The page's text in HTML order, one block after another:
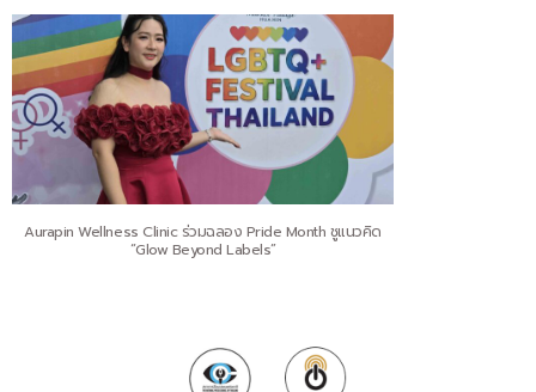
Aurapin Wellness Clinic ร่วมฉลอง Pride Month ชูแนวคิด
“Glow Beyond Labels”